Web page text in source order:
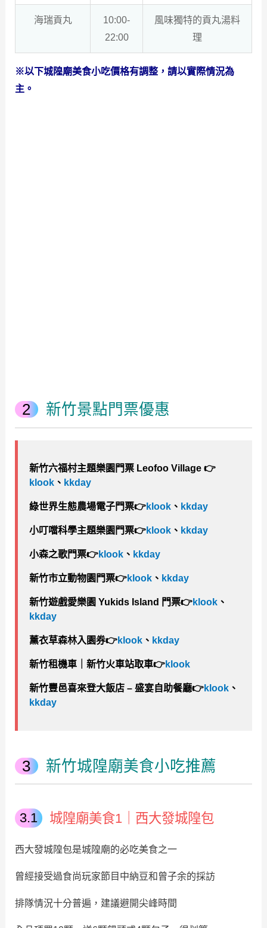
海瑞貢丸
10:00-
22:00
風味獨特的貢丸湯料
理
※以下城隍廟美食小吃價格有調整，請以實際情況為
主。
新竹景點門票優惠
新竹六福村主題樂園門票 Leofoo Village 👉
klook、 kkday
綠世界生態農場電子門票👉klook、 kkday
小叮噹科學主題樂園門票👉klook、 kkday
小森之歌門票👉klook、 kkday
新竹市立動物園門票👉klook、 kkday
新竹遊戲愛樂園 Yukids Island 門票👉klook、
kkday
薰衣草森林入園券👉klook、 kkday
新竹租機車｜新竹火車站取車👉klook
新竹豐邑喜來登大飯店 – 盛宴自助餐廳👉klook、
kkday
新竹城隍廟美食小吃推薦
城隍廟美食1｜西大發城隍包
西大發城隍包是城隍廟的必吃美食之一
曾經接受過食尚玩家節目中納豆和曾子余的採訪
排隊情況十分普遍，建議避開尖峰時間